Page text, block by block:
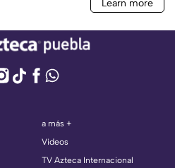
a más +
Videos
TV Azteca Internacional